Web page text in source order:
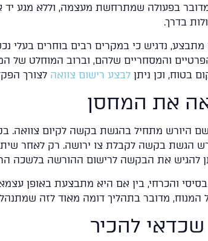
בפעולה שמתרחשת מעצמה, וללא מגע
בדרך.
מתבצע, נדגיש כי במקרים רבים בוחרים בעלי
והמסחריים שלהם, וברוב המוחלט של
בטוח, וכן ניתן לבצע רישום צוואה לצורך
את המחסן
היורש מתחיל בהגשת בקשה לקיום צוואה.
הגשת בקשה לקבלת צו ירושה. רק לאחר
להגיש את הבקשה לרישום ההורשה בלשכה
והכרחי, בין אם היא מתבצעת באופן עצמאי
המנוח, מדובר בתהליך דומה מאוד לזה
שכדאי להכיר
מגרש